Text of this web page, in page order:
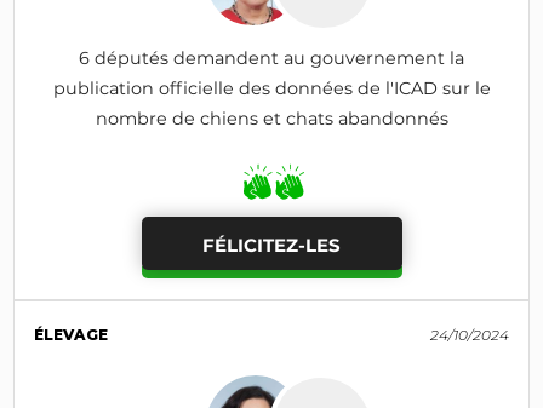
6 députés demandent au gouvernement la
publication officielle des données de l'ICAD sur le
nombre de chiens et chats abandonnés
FÉLICITEZ-LES
ÉLEVAGE 24/10/2024